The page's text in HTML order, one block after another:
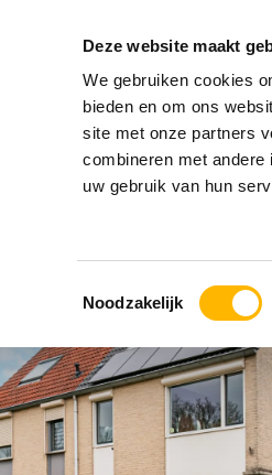
Deze website maakt
We gebruiken cookies
bieden en om ons
site met onze partners
combineren met
uw gebruik van hun
Toestemmingsselectie
Noodzakelijk